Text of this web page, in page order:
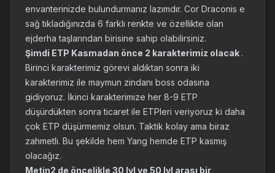
envanterinizde bulundurmanız lazımdır. Cor Draconis e
sağ tıkladığınızda 6 farklı renkte ve özellikte olan
ejderha taşlarından birisine sahip olabilirsiniz.
Şimdi ETP Kasmadan önce 2 karakterimiz olacak .
Birinci karakterimiz görevi aldıktan sonra iki
karakterimiz ile maymun zindanı boss odasına
gidiyoruz. İkinci karakterimize her 8-9 ETP
düşürdükten sonra ticaret ile ETPleri veriyoruz ki daha
çok ETP düşürmemiz olsun. Taktik kolay ama biraz
zahmetli. Bu şekilde hem Yang hemde ETP kasmış
olacağız.
Metin2 de öncelikle 30 lvl ve 50 lvl arası bir